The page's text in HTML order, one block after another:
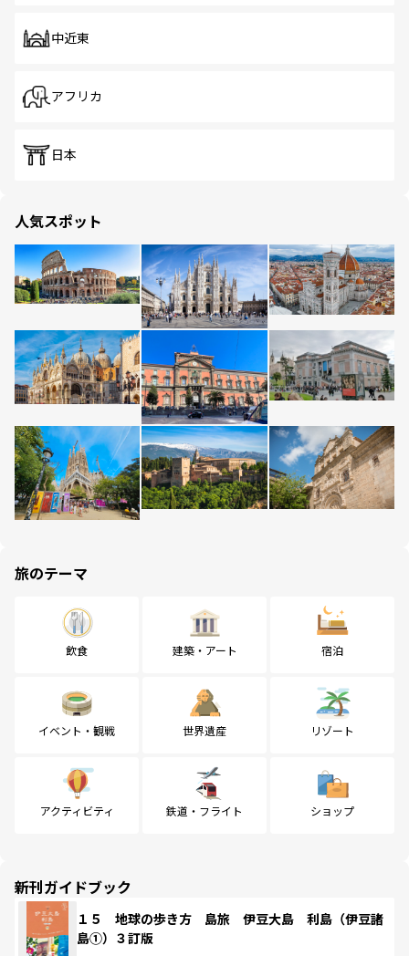
中近東
アフリカ
日本
人気スポット
旅のテーマ
飲食 建築・アート 宿泊
イベント・観戦 世界遺産 リゾート
アクティビティ 鉄道・フライト ショップ
新刊ガイドブック
１５ 地球の歩き方 島旅 伊豆大島 利島（伊豆諸
島①）３訂版